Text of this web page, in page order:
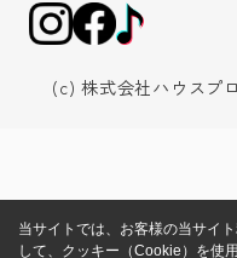
(c) 株式会社ハウスプ
当サイトでは、お客様の当サイ
して、クッキー（Cookie）を使